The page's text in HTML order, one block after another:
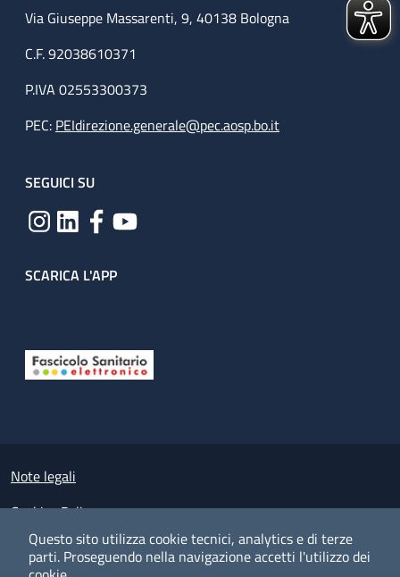
Questo sito utilizza cookie tecnici, analytics e di terze
parti. Proseguendo nella navigazione accetti l'utilizzo dei
Via Giuseppe Massarenti, 9, 40138 Bologna
C.F. 92038610371
P.IVA 02553300373
PEC: PEIdirezione.generale@pec.aosp.bo.it
SEGUICI SU
SCARICA L'APP
Small prints
Note legali
Cookies Policy
Policy privacy e protezione del dato personale